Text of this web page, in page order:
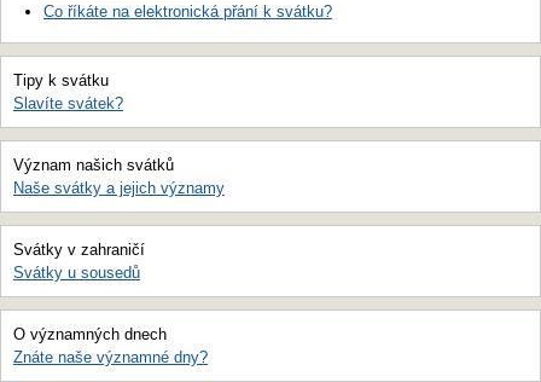
Co říkáte na elektronická přání k svátku?
Tipy k svátku
Slavíte svátek?
Význam našich svátků
Naše svátky a jejich významy
Svátky v zahraničí
Svátky u sousedů
O významných dnech
Znáte naše významné dny?